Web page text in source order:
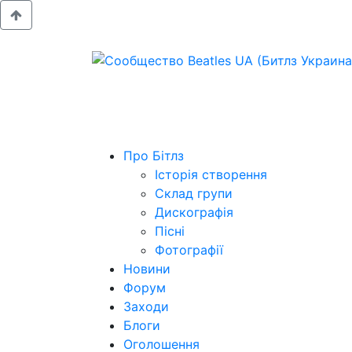
Про Бітлз
Історія створення
Склад групи
Дискографія
Пісні
Фотографії
Новини
Форум
Заходи
Блоги
Оголошення